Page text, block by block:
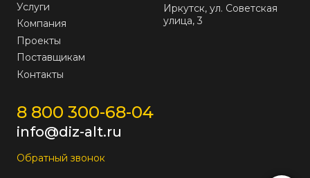
Услуги
Компания
Проекты
Поставщикам
Контакты
Иркутск, ул. Советская
улица, 3
8 800 300-68-04
info@diz-alt.ru
Обратный звонок